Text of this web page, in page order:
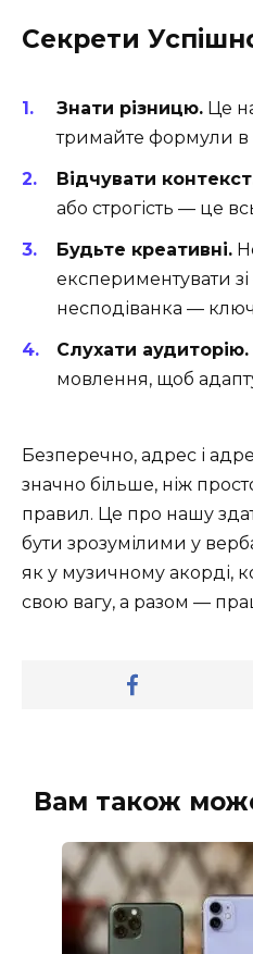
Секрети
Знати різницю. Це
тримайте формули в
Відчувати
або строгість — це
Будьте креативні.
експериментувати
несподіванка —
Слухати аудиторію.
мовлення, щоб
Безперечно, адрес і
значно більше, ніж
правил. Це про нашу
бути зрозумілими у
як у музичному акорді,
свою вагу, а разом —
Вам також